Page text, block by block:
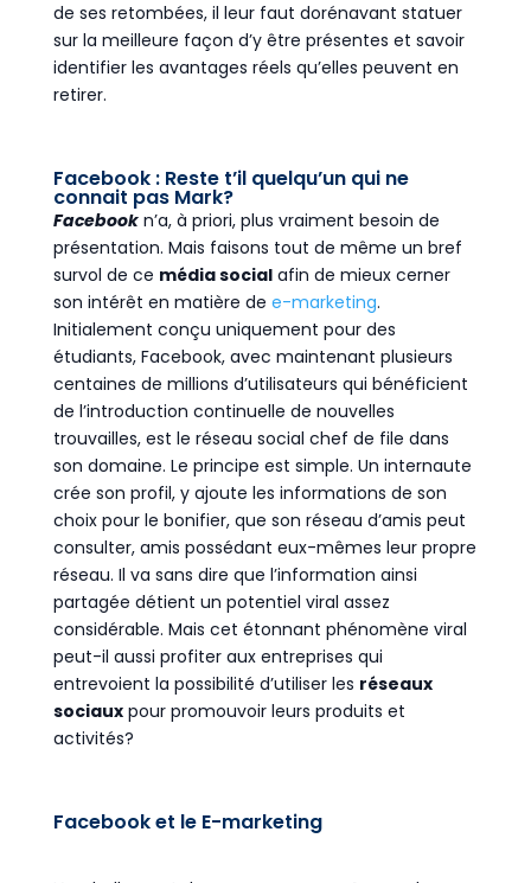
de ses retombées, il leur faut dorénavant statuer
sur la meilleure façon d’y être présentes et savoir
identifier les avantages réels qu’elles peuvent en
retirer.
Facebook : Reste t’il quelqu’un qui ne
connait pas Mark?
Facebook n’a, à priori, plus vraiment besoin de
présentation. Mais faisons tout de même un bref
survol de ce média social afin de mieux cerner
son intérêt en matière de e-marketing.
Initialement conçu uniquement pour des
étudiants, Facebook, avec maintenant plusieurs
centaines de millions d’utilisateurs qui bénéficient
de l’introduction continuelle de nouvelles
trouvailles, est le réseau social chef de file dans
son domaine. Le principe est simple. Un internaute
crée son profil, y ajoute les informations de son
choix pour le bonifier, que son réseau d’amis peut
consulter, amis possédant eux-mêmes leur propre
réseau. Il va sans dire que l’information ainsi
partagée détient un potentiel viral assez
considérable. Mais cet étonnant phénomène viral
peut-il aussi profiter aux entreprises qui
entrevoient la possibilité d’utiliser les réseaux
sociaux pour promouvoir leurs produits et
activités?
Facebook et le E-marketing